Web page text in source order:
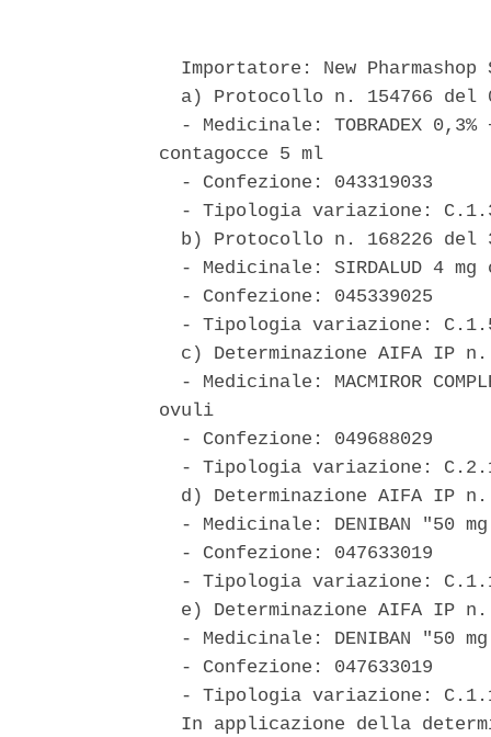
Importatore: New Pharmashop
a) Protocollo n. 154766
- Medicinale: TOBRADEX 0,3%
contagocce 5 ml
  - Confezione: 043319033
- Tipologia variazione:
b) Protocollo n. 168226 del
- Medicinale: SIRDALUD 4
  - Confezione: 045339025
- Tipologia variazione:
c) Determinazione AIFA IP
- Medicinale: MACMIROR
ovuli
  - Confezione: 049688029
- Tipologia variazione:
d) Determinazione AIFA IP
- Medicinale: DENIBAN "50
  - Confezione: 047633019
- Tipologia variazione:
e) Determinazione AIFA IP
- Medicinale: DENIBAN "50
  - Confezione: 047633019
- Tipologia variazione:
In applicazione della